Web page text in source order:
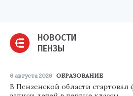
НОВОСТИ
ПЕНЗЫ
6 августа 2026 ОБРАЗОВАНИЕ
В Пензенской области